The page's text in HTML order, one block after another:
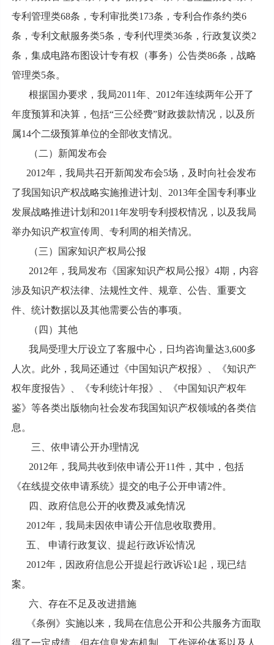
专利管理类68条，专利审批类173条，专利合作条约类6
条，专利文献服务类5条，专利代理类36条，行政复议类2
条，集成电路布图设计专有权（事务）公告类86条，战略
管理类5条。
根据国办要求，我局2011年、2012年连续两年公开了
年度预算和决算，包括“三公经费”财政拨款情况，以及所
属14个二级预算单位的全部收支情况。
（二）新闻发布会
2012年，我局共召开新闻发布会5场，及时向社会发布
了我国知识产权战略实施推进计划、2013年全国专利事业
发展战略推进计划和2011年发明专利授权情况，以及我局
举办知识产权宣传周、专利周的相关情况。
（三）国家知识产权局公报
2012年，我局发布《国家知识产权局公报》4期，内容
涉及知识产权法律、法规性文件、规章、公告、重要文
件、统计数据以及其他需要公告的事项。
（四）其他
我局受理大厅设立了客服中心，日均咨询量达3,600多
人次。此外，我局还通过《中国知识产权报》、《知识产
权年度报告》、《专利统计年报》、《中国知识产权年
鉴》等各类出版物向社会发布我国知识产权领域的各类信
息。
三、依申请公开办理情况
2012年，我局共收到依申请公开11件，其中，包括
《在线提交依申请系统》提交的电子公开申请2件。
四、政府信息公开的收费及减免情况
2012年，我局未因依申请公开信息收取费用。
五、 申请行政复议、提起行政诉讼情况
2012年，因政府信息公开提起行政诉讼1起，现已结
案。
六、存在不足及改进措施
《条例》实施以来，我局在信息公开和公共服务方面取
得了一定成绩，但在信息发布机制、工作评价体系以及人